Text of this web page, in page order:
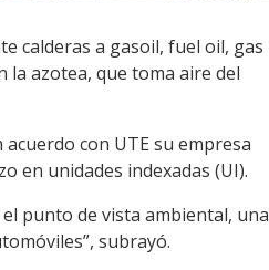
calderas a gasoil, fuel oil, gas
la azotea, que toma aire del
acuerdo con UTE su empresa
en unidades indexadas (UI).
punto de vista ambiental, una
subrayó.